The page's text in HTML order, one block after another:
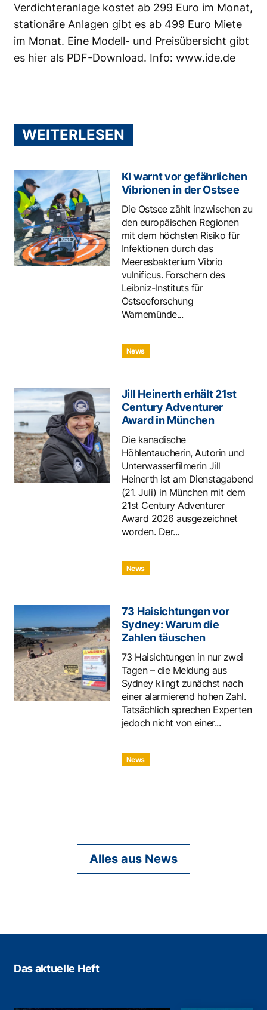
Verdichteranlage kostet ab 299 Euro im Monat,
stationäre Anlagen gibt es ab 499 Euro Miete
im Monat. Eine Modell- und Preisübersicht gibt
es hier als PDF-Download. Info: www.ide.de
WEITERLESEN
KI warnt vor gefährlichen
Vibrionen in der Ostsee
Die Ostsee zählt inzwischen zu
den europäischen Regionen
mit dem höchsten Risiko für
Infektionen durch das
Meeresbakterium Vibrio
vulnificus. Forschern des
Leibniz-Instituts für
Ostseeforschung
Warnemünde...
News
Jill Heinerth erhält 21st
Century Adventurer
Award in München
Die kanadische
Höhlentaucherin, Autorin und
Unterwasserfilmerin Jill
Heinerth ist am Dienstagabend
(21. Juli) in München mit dem
21st Century Adventurer
Award 2026 ausgezeichnet
worden. Der...
News
73 Haisichtungen vor
Sydney: Warum die
Zahlen täuschen
73 Haisichtungen in nur zwei
Tagen – die Meldung aus
Sydney klingt zunächst nach
einer alarmierend hohen Zahl.
Tatsächlich sprechen Experten
jedoch nicht von einer...
News
Alles aus News
Das aktuelle Heft